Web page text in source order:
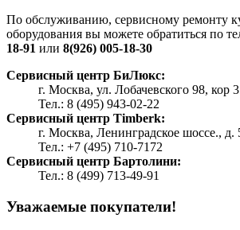
По обслуживанию, сервисному ремонту
оборудования вы можете обратиться по
18-91 или 8(926) 005-18-30
Сервисный центр БиЛюкс:
г. Москва, ул. Лобачевского 98, кор
Тел.: 8 (495) 943-02-22
Сервисный центр Timberk:
г. Москва, Ленинградское шоссе., д.
Тел.: +7 (495) 710-7172
Сервисный центр Бартолини:
Тел.: 8 (499) 713-49-91
Уважаемые покупатели!